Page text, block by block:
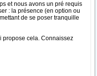
et nous avons un pré requis
: la présence (en option ou
de se poser tranquille
propose cela. Connaissez